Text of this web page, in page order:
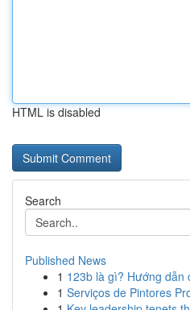
HTML is disabled
Search
Published News
1 123b là gì? Hướng dẫn
1 Serviços de Pintores